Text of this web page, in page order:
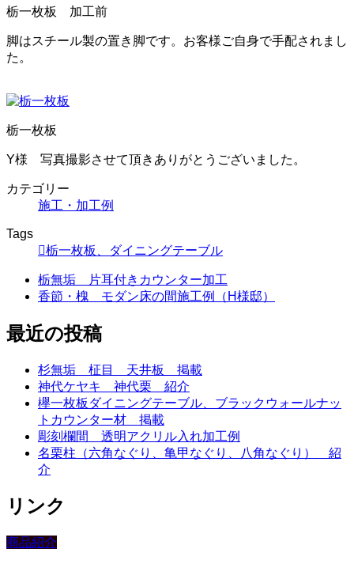
栃一枚板 加工前
脚はスチール製の置き脚です。お客様ご自身で手配されまし
た。
栃一枚板
Y様 写真撮影させて頂きありがとうございました。
カテゴリー
施工・加工例
Tags
栃一枚板、ダイニングテーブル
栃無垢 片耳付きカウンター加工
香節・槐 モダン床の間施工例（H様邸）
最近の投稿
杉無垢 柾目 天井板 掲載
神代ケヤキ 神代栗 紹介
欅一枚板ダイニングテーブル、ブラックウォールナッ
トカウンター材 掲載
彫刻欄間 透明アクリル入れ加工例
名栗柱（六角なぐり、亀甲なぐり、八角なぐり） 紹
介
リンク
商品紹介